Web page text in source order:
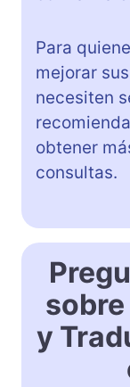
Para
mejorar
necesiten
obtener
consultas.
y